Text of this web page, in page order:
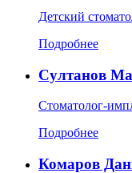
Детский
Подробнее
Султанов
Стоматолог-
Подробнее
Комаров